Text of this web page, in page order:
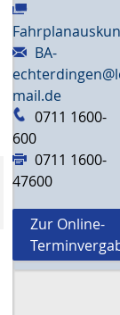
BA-
mail.de
0711 1600-
600
0711 1600-
47600
Zur Online-